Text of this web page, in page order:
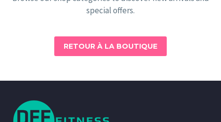
special offers.
RETOUR À LA BOUTIQUE